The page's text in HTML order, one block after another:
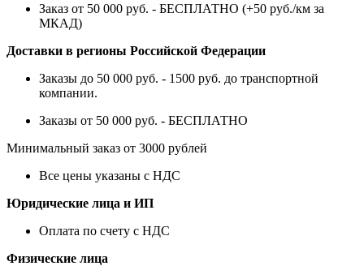
Заказ от 50 000 руб. - БЕСПЛАТНО (+50 руб./км за
МКАД)
Доставки в регионы Российской Федерации
Заказы до 50 000 руб. - 1500 руб. до транспортной
компании.
Заказы от 50 000 руб. - БЕСПЛАТНО
Минимальный заказ от 3000 рублей
Все цены указаны с НДС
Юридические лица и ИП
Оплата по счету с НДС
Физические лица